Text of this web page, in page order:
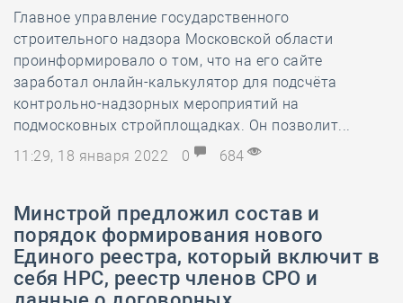
Главное управление государственного
строительного надзора Московской области
проинформировало о том, что на его сайте
заработал онлайн-калькулятор для подсчёта
контрольно-надзорных мероприятий на
подмосковных стройплощадках. Он позволит...
11:29, 18 января 2022
0 684
Минстрой предложил состав и
порядок формирования нового
Единого реестра, который включит в
себя НРС, реестр членов СРО и